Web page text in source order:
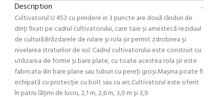
Description
Cultivatorul U 453 cu prindere in 3 puncte are două rânduri de
dinți fixati pe cadrul cultivatorului, care taie și amestecă reziduul
de cultură.Brăzdarele de rulare și rola șir permit zdrobirea și
nivelarea straturilor de sol. Cadrul cultivatorului este construit cu
utilizarea de forme și bare plate; cu toate acestea rola șir este
fabricata din bare plane sau tuburi cu pereți groși.Mașina poate fi
echipată cu protecție cu bolt sau cu arc.Cultivatorul este oferit
în patru lățimi de lucru, 2,1 m, 2,6 m, 3,0 m și 3,9